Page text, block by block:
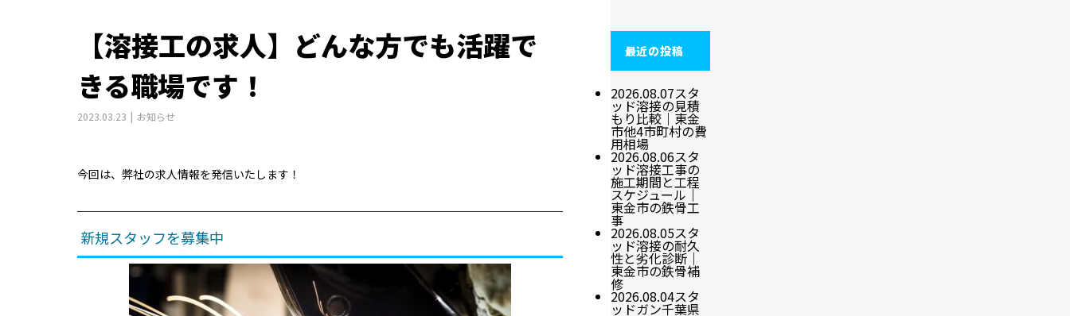
【溶接工の求人】どんな方でも活躍で
きる職場です！
2023.03.23 お知らせ
今回は、弊社の求人情報を発信いたします！
新規スタッフを募集中
最近の投稿
2026.08.07スタ
ッド溶接の見積
もり比較｜東金
市他4市町村の費
用相場
2026.08.06スタ
ッド溶接工事の
施工期間と工程
スケジュール｜
東金市の鉄骨工
事
2026.08.05スタ
ッド溶接の耐久
性と劣化診断｜
東金市の鉄骨補
修
2026.08.04スタ
ッドガン千葉県